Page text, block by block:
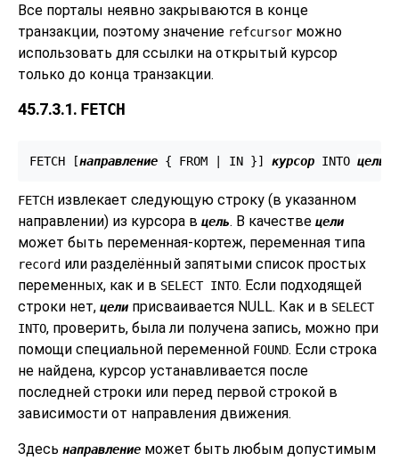
Все порталы неявно закрываются в конце
транзакции, поэтому значение refcursor можно
использовать для ссылки на открытый курсор
только до конца транзакции.
45.7.3.1. FETCH
FETCH [направление { FROM | IN }] курсор INTO цель
FETCH извлекает следующую строку (в указанном
направлении) из курсора в цель. В качестве цели
может быть переменная-кортеж, переменная типа
record или разделённый запятыми список простых
переменных, как и в SELECT INTO. Если подходящей
строки нет, цели присваивается NULL. Как и в SELECT
INTO, проверить, была ли получена запись, можно при
помощи специальной переменной FOUND. Если строка
не найдена, курсор устанавливается после
последней строки или перед первой строкой в
зависимости от направления движения.
Здесь направление может быть любым допустимым